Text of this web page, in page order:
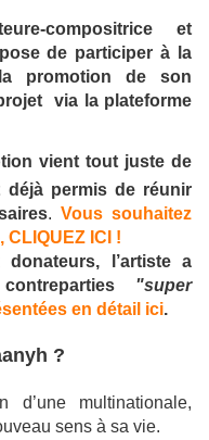
compositrice et
de participer à la
promotion de son
via la plateforme
vient tout juste de
déjà permis de réunir
. Vous souhaitez
CLIQUEZ ICI !
l’artiste a
"super
en détail ici.
?
multinationale,
sens à sa vie.